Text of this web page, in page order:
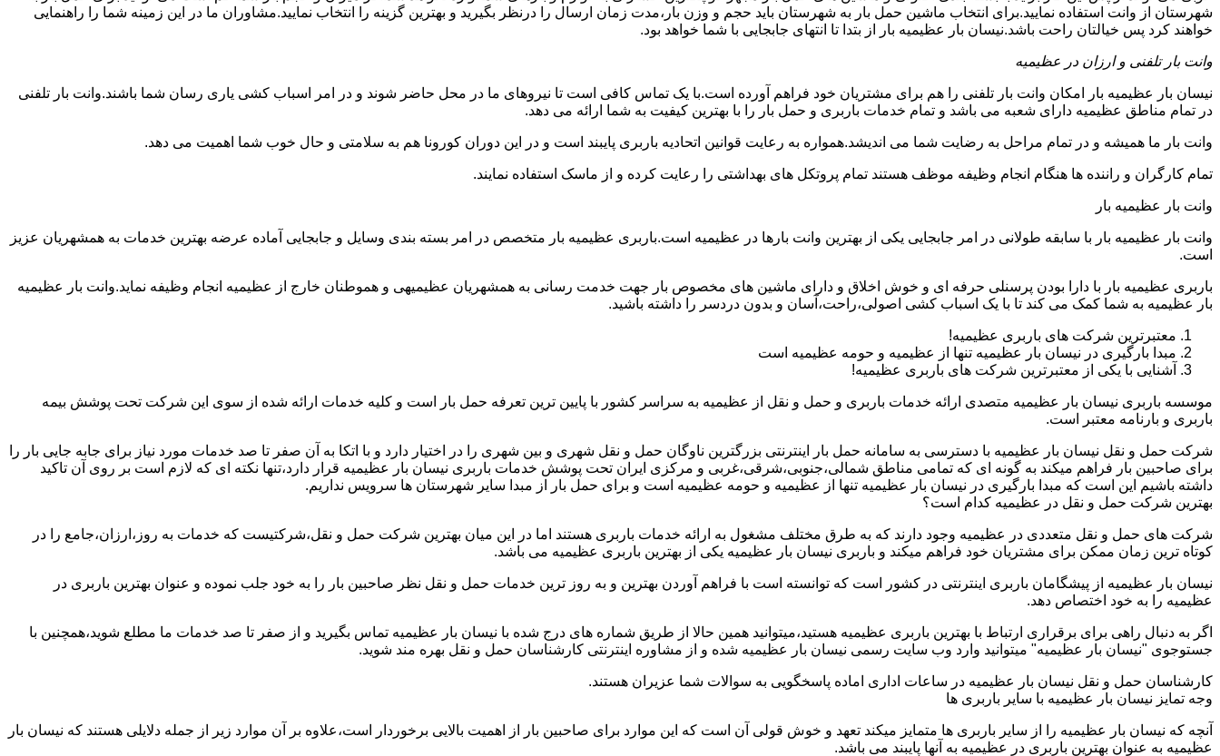
شهرستان از وانت استفاده نمایید.برای انتخاب ماشین حمل بار به شهرستان باید حجم و وزن بار،مدت زمان ارسال را درنظر بگیرید و بهترین گزینه را انتخاب نمایید.مشاوران ما در این زمینه شما را راهنمایی
خواهند کرد پس خیالتان راحت باشد.نیسان بار عظیمیه بار از بتدا تا انتهای جابجایی با شما خواهد بود.
وانت بار تلفنی و ارزان در عظیمیه
نیسان بار عظیمیه بار امکان وانت بار تلفنی را هم برای مشتریان خود فراهم آورده است.با یک تماس کافی است تا نیروهای ما در محل حاضر شوند و در امر اسباب کشی یاری رسان شما باشند.وانت بار تلفنی
در تمام مناطق عظیمیه دارای شعبه می باشد و تمام خدمات باربری و حمل بار را با بهترین کیفیت به شما ارائه می دهد.
وانت بار ما همیشه و در تمام مراحل به رضایت شما می اندیشد.همواره به رعایت قوانین اتحادیه باربری پایبند است و در این دوران کورونا هم به سلامتی و حال خوب شما اهمیت می دهد.
تمام کارگران و راننده ها هنگام انجام وظیفه موظف هستند تمام پروتکل های بهداشتی را رعایت کرده و از ماسک استفاده نمایند.
وانت بار عظیمیه بار
وانت بار عظیمیه بار با سابقه طولانی در امر جابجایی یکی از بهترین وانت بارها در عظیمیه است.باربری عظیمیه بار متخصص در امر بسته بندی وسایل و جابجایی آماده عرضه بهترین خدمات به همشهریان عزیز
است.
باربری عظیمیه بار با دارا بودن پرسنلی حرفه ای و خوش اخلاق و دارای ماشین های مخصوص بار جهت خدمت رسانی به همشهریان عظیمیهی و هموطنان خارج از عظیمیه انجام وظیفه نماید.وانت بار عظیمیه
بار عظیمیه به شما کمک می کند تا با یک اسباب کشی اصولی،راحت،آسان و بدون دردسر را داشته باشید.
معتبرترین شرکت های باربری عظیمیه!
مبدا بارگیری در نیسان بار عظیمیه تنها از عظیمیه و حومه عظیمیه است
آشنایی با یکی از معتبرترین شرکت های باربری عظیمیه!
موسسه باربری نیسان بار عظیمیه متصدی ارائه خدمات باربری و حمل و نقل از عظیمیه به سراسر کشور با پایین ترین تعرفه حمل بار است و کلیه خدمات ارائه شده از سوی این شرکت تحت پوشش بیمه
باربری و بارنامه معتبر است.
شرکت حمل و نقل نیسان بار عظیمیه با دسترسی به سامانه حمل بار اینترنتی بزرگترین ناوگان حمل و نقل شهری و بین شهری را در اختیار دارد و با اتکا به آن صفر تا صد خدمات مورد نیاز برای جابه جایی بار را
برای صاحبین بار فراهم میکند به گونه ای که تمامی مناطق شمالی،جنوبی،شرقی،غربی و مرکزی ایران تحت پوشش خدمات باربری نیسان بار عظیمیه قرار دارد،تنها نکته ای که لازم است بر روی آن تاکید
داشته باشیم این است که مبدا بارگیری در نیسان بار عظیمیه تنها از عظیمیه و حومه عظیمیه است و برای حمل بار از مبدا سایر شهرستان ها سرویس نداریم.
بهترین شرکت حمل و نقل در عظیمیه کدام است؟
شرکت های حمل و نقل متعددی در عظیمیه وجود دارند که به طرق مختلف مشغول به ارائه خدمات باربری هستند اما در این میان بهترین شرکت حمل و نقل،شرکتیست که خدمات به روز،ارزان،جامع را در
کوتاه ترین زمان ممکن برای مشتریان خود فراهم میکند و باربری نیسان بار عظیمیه یکی از بهترین باربری عظیمیه می باشد.
نیسان بار عظیمیه از پیشگامان باربری اینترنتی در کشور است که توانسته است با فراهم آوردن بهترین و به روز ترین خدمات حمل و نقل نظر صاحبین بار را به خود جلب نموده و عنوان بهترین باربری در
عظیمیه را به خود اختصاص دهد.
اگر به دنبال راهی برای برقراری ارتباط با بهترین باربری عظیمیه هستید،میتوانید همین حالا از طریق شماره های درج شده با نیسان بار عظیمیه تماس بگیرید و از صفر تا صد خدمات ما مطلع شوید،همچنین با
جستوجوی "نیسان بار عظیمیه" میتوانید وارد وب سایت رسمی نیسان بار عظیمیه شده و از مشاوره اینترنتی کارشناسان حمل و نقل بهره مند شوید.
کارشناسان حمل و نقل نیسان بار عظیمیه در ساعات اداری اماده پاسخگویی به سوالات شما عزیران هستند.
وجه تمایز نیسان بار عظیمیه با سایر باربری ها
آنچه که نیسان بار عظیمیه را از سایر باربری ها متمایز میکند تعهد و خوش قولی آن است که این موارد برای صاحبین بار از اهمیت بالایی برخوردار است،علاوه بر آن موارد زیر از جمله دلایلی هستند که نیسان بار
عظیمیه به عنوان بهترین باربری در عظیمیه به آنها پایبند می باشد.